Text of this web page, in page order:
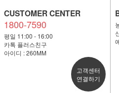
CUSTOMER CENTER
1800-7590
평일 11:00 - 16:00
카톡 플러스친구
아이디 : 260MM
고객센터
연결하기